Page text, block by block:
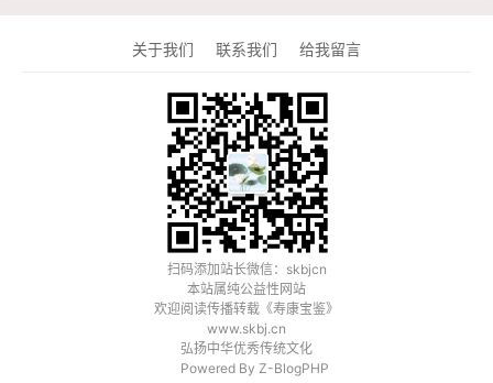
关于我们 联系我们 给我留言
扫码添加站长微信：skbjcn
本站属纯公益性网站
欢迎阅读传播转载《寿康宝鉴》
www.skbj.cn
弘扬中华优秀传统文化
Powered By Z-BlogPHP